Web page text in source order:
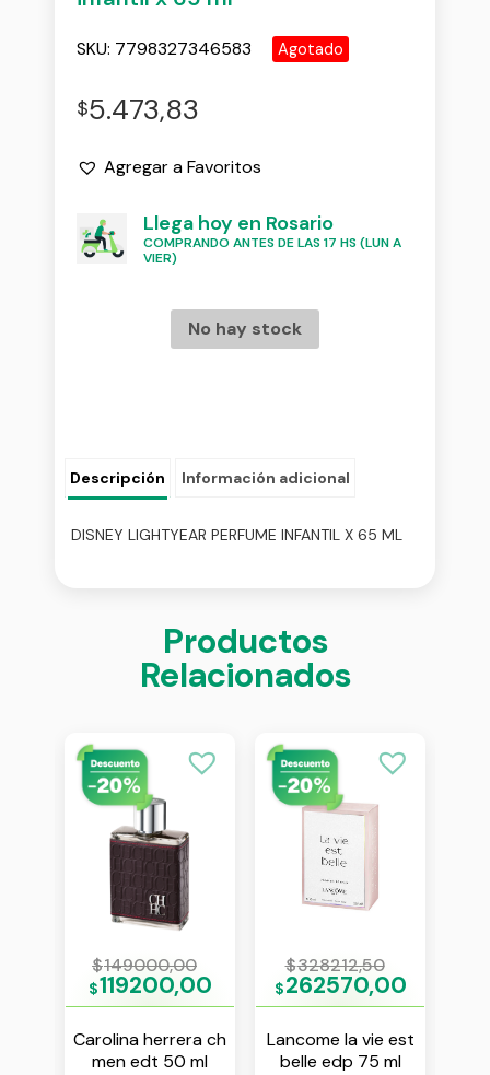
SKU: 7798327346583 Agotado
$5.473,83
Agregar a Favoritos
Llega hoy en Rosario
COMPRANDO ANTES DE LAS 17 HS (LUN A
VIER)
No hay stock
Descripción Información adicional
DISNEY LIGHTYEAR PERFUME INFANTIL X 65 ML
Productos
Relacionados
$149000,00
$119200,00
Carolina herrera ch
men edt 50 ml
$328212,50
$262570,00
Lancome la vie est
belle edp 75 ml